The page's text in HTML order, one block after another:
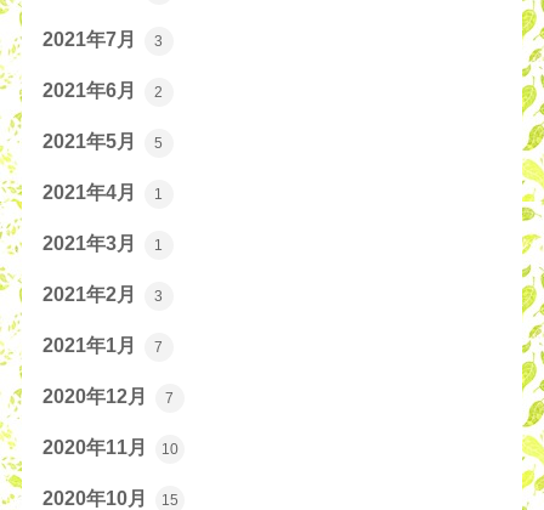
2021年7月 3
2021年6月 2
2021年5月 5
2021年4月 1
2021年3月 1
2021年2月 3
2021年1月 7
2020年12月 7
2020年11月 10
2020年10月 15